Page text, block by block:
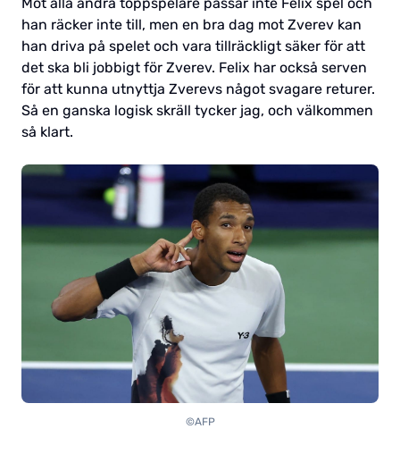
han räcker inte till, men en bra dag mot Zverev kan
han driva på spelet och vara tillräckligt säker för att
det ska bli jobbigt för Zverev. Felix har också serven
för att kunna utnyttja Zverevs något svagare returer.
Så en ganska logisk skräll tycker jag, och välkommen
så klart.
©AFP